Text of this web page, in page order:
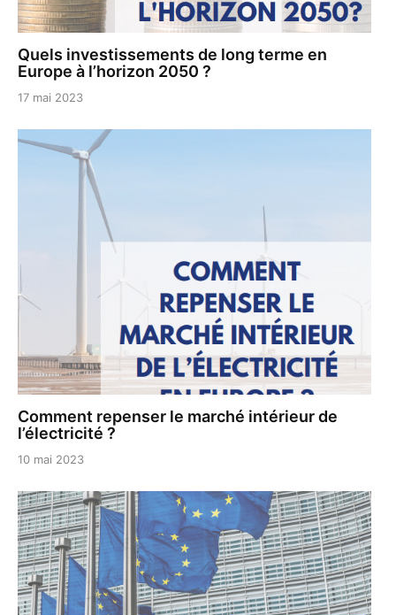
Quels investissements de long terme en
Europe à l’horizon 2050 ?
17 mai 2023
Comment repenser le marché intérieur de
l’électricité ?
10 mai 2023